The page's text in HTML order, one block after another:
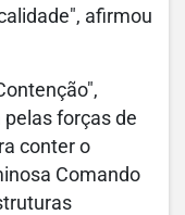
afirmou
forças de
conter o
Comando